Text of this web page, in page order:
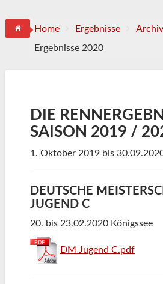
Home Ergebnisse
Ergebnisse 2020
DIE
SAISON 2019 /
1. Oktober 2019 bis
DEUTSCHE
JUGEND C
20. bis 23.02.2020 Königssee
DM Jugend C.pdf